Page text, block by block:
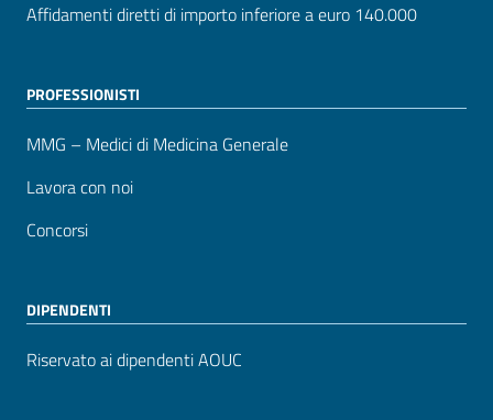
Affidamenti diretti di importo inferiore a euro 140.000
PROFESSIONISTI
MMG – Medici di Medicina Generale
Lavora con noi
Concorsi
DIPENDENTI
Riservato ai dipendenti AOUC